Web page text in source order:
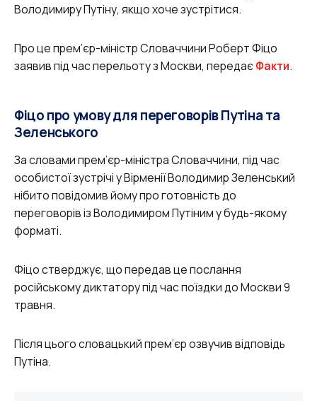
Володимиру Путіну, якщо хоче зустрітися.
Про це прем’єр-міністр Словаччини Роберт Фіцо
заявив під час перельоту з Москви, передаєФакти.
Фіцо про умову для переговорів Путіна та
Зеленського
За словами прем’єр-міністра Словаччини, під час
особистої зустрічі у Вірменії Володимир Зеленський
нібито повідомив йому про готовність до
переговорів із Володимиром Путіним у будь-якому
форматі.
Фіцо стверджує, що передав це послання
російському диктатору під час поїздки до Москви 9
травня.
Після цього словацький прем’єр озвучив відповідь
Путіна.